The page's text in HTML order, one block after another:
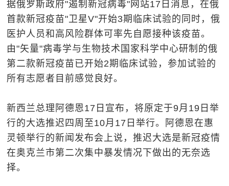
据俄罗斯政府"遏制新冠病毒"网站17日消息，在俄
首款新冠疫苗"卫星V"开始3期临床试验的同时，俄
医护人员和高风险群体可率先自愿接种该疫苗。
由"矢量"病毒学与生物技术国家科学中心研制的俄
第二款新冠疫苗已开始2期临床试验，参加试验的
所有志愿者目前感觉良好。
新西兰总理阿德恩17日宣布，将原定于9月19日举
行的大选推迟四周至10月17日举行。阿德恩在惠
灵顿举行的新闻发布会上说，推迟大选是新冠疫情
在奥克兰市第二次集中暴发情况下做出的无奈选
择。